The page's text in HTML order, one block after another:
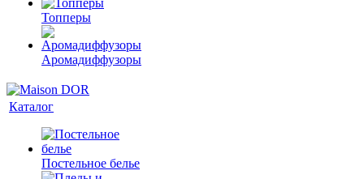
Топперы
Аромадиффузоры
Каталог
Постельное белье